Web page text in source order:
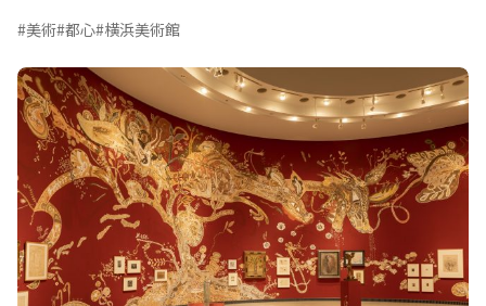
#美術#都心#横浜美術館